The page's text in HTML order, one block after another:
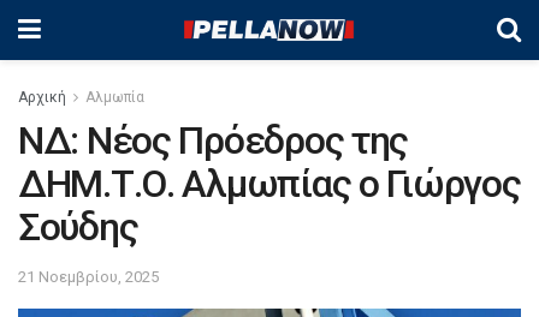
Αρχική Αλμωπία
ΝΔ: Νέος Πρόεδρος της
ΔΗΜ.Τ.Ο. Αλμωπίας ο Γιώργος
Σούδης
21 Νοεμβρίου, 2025